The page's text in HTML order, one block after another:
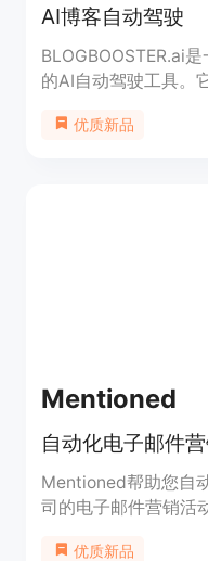
AI博客自动驾驶
BLOGBOOSTER.ai
的AI自动驾驶工具。
容，提升您的网站的
优质新品
Mentioned
自动化电子邮件
Mentioned帮助您自
司的电子邮件营销活
优质新品